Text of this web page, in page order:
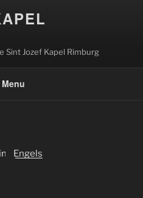
Sint Jozef Kapel Rimburg
Menu
Engels